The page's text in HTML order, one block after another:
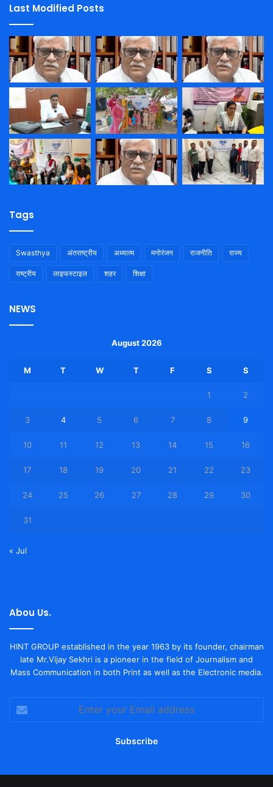
Last Modified Posts
Tags
Swasthya अंतराष्ट्रीय अध्यात्म मनोरंजन राजनीति राज्य
राष्ट्रीय लाइफस्टाइल शहर शिक्षा
NEWS
August 2026
M T W T F S S
1 2
3 4 5 6 7 8 9
10 11 12 13 14 15 16
17 18 19 20 21 22 23
24 25 26 27 28 29 30
31
« Jul
Abou Us.
HINT GROUP established in the year 1963 by its founder, chairman
late Mr.Vijay Sekhri is a pioneer in the field of Journalism and
Mass Communication in both Print as well as the Electronic media.
your